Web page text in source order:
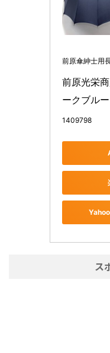
前原傘紳士用
前原光栄
ークブル
1409798
ス